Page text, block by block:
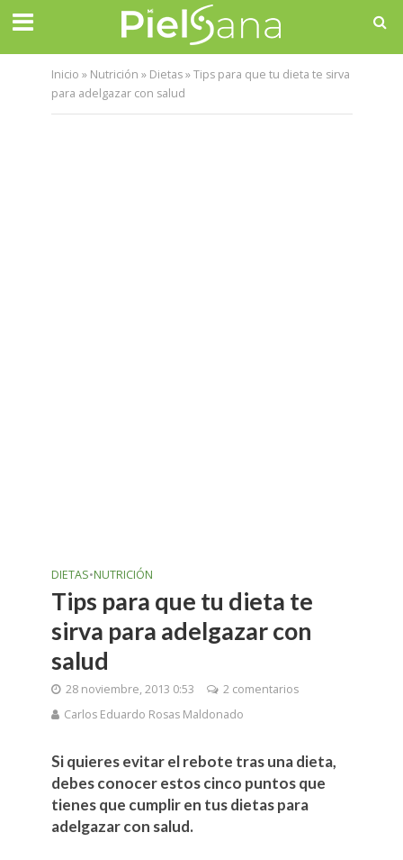
Inicio » Nutrición » Dietas»Tips para que tu dieta te sirva
para adelgazar con salud
DIETAS•NUTRICIÓN
Tips para que tu dieta te
sirva para adelgazar con
salud
28 noviembre, 2013 0:53
2 comentarios
Carlos Eduardo Rosas Maldonado
Si quieres evitar el rebote tras una dieta,
debes conocer estos cinco puntos que
tienes que cumplir en tus dietas para
adelgazar con salud.